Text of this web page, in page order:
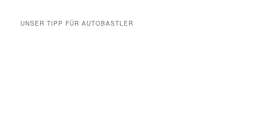
UNSER TIPP FÜR AUTOBASTLER